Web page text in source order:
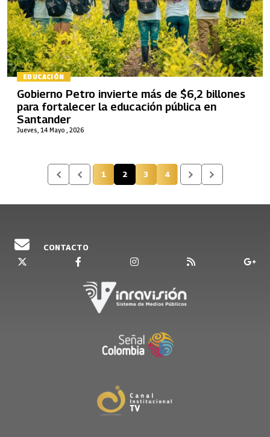
EDUCACIÓN
Jueves, 14 Mayo , 2026
Gobierno Petro invierte más de $6,2 billones
para fortalecer la educación pública en
Santander
Página
1 Página actual
2 Página
3 Página
4
CONTACTO